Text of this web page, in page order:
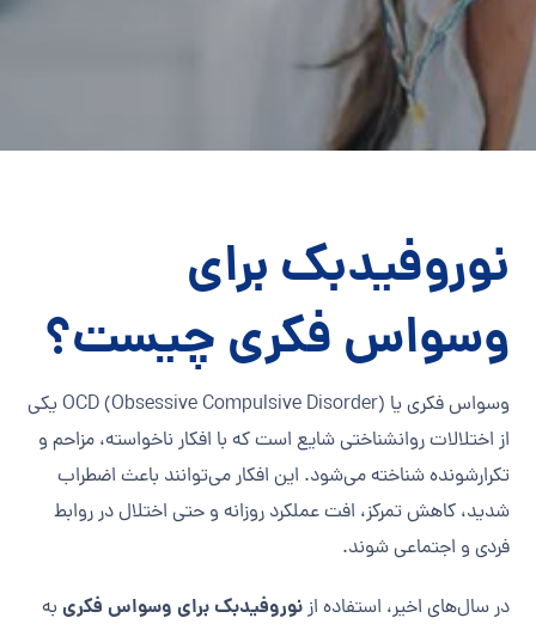
نوروفیدبک برای
وسواس فکری چیست؟
وسواس فکری یا OCD (Obsessive Compulsive Disorder) یکی
از اختلالات روانشناختی شایع است که با افکار ناخواسته، مزاحم و
تکرارشونده شناخته می‌شود. این افکار می‌توانند باعث اضطراب
شدید، کاهش تمرکز، افت عملکرد روزانه و حتی اختلال در روابط
فردی و اجتماعی شوند.
در سال‌های اخیر، استفاده ازنوروفیدبک برای وسواس فکری به